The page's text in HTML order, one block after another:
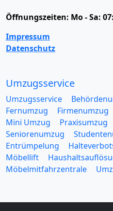
Öffnungszeiten: Mo - Sa:
Impressum
Datenschutz
Umzugsservice
Umzugsservice
Fernumzug
Firmenumzug
Mini Umzug
Praxisumzug
Seniorenumzug
Entrümpelung
Möbellift
Möbelmitfahrzentrale